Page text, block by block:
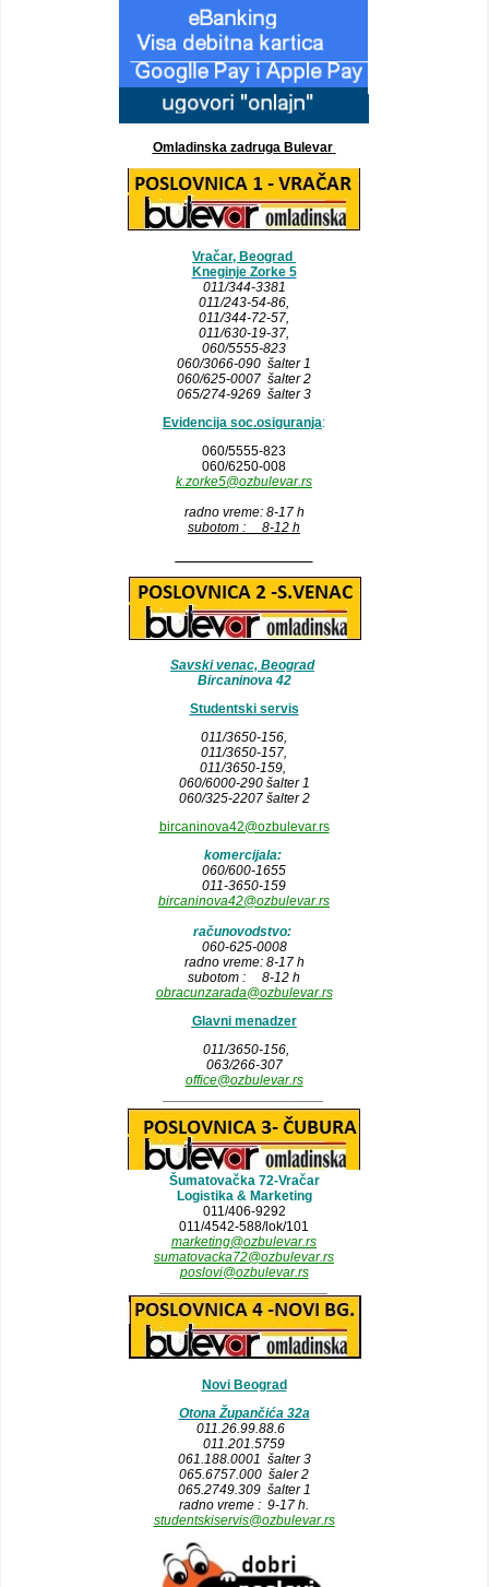
Omladinska zadruga Bulevar
Vračar, Beograd
Kneginje Zorke 5
011/344-3381
011/243-54-86,
011/344-72-57,
011/630-19-37,
060/5555-823
060/3066-090 šalter 1
060/625-0007 šalter 2
065/274-9269 šalter 3
Evidencija soc.osiguranja:
060/5555-823
060/6250-008
k.zorke5@ozbulevar.rs
radno vreme: 8-17 h
subotom : 8-12 h
Savski venac, Beograd
Bircaninova 42
Studentski servis
011/3650-156,
011/3650-157,
011/3650-159,
060/6000-290 šalter 1
060/325-2207 šalter 2
bircaninova42@ozbulevar.rs
komercijala:
060/600-1655
011-3650-159
bircaninova42@ozbulevar.rs
računovodstvo:
060-625-0008
radno vreme: 8-17 h
subotom : 8-12 h
obracunzarada@ozbulevar.rs
Glavni menadzer
011/3650-156,
063/266-307
office@ozbulevar.rs
Šumatovačka 72-Vračar
Logistika & Marketing
011/406-9292
011/4542-588/lok/101
marketing@ozbulevar.rs
sumatovacka72@ozbulevar.rs
poslovi@ozbulevar.rs
Novi Beograd
Otona Župančića 32a
011.26.99.88.6
011.201.5759
061.188.0001 šalter 3
065.6757.000 šaler 2
065.2749.309 šalter 1
radno vreme : 9-17 h.
studentskiservis@ozbulevar.rs